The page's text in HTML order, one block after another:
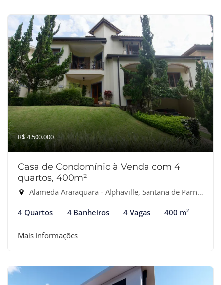
R$ 4.500.000
Casa de Condomínio à Venda com 4
quartos, 400m²
Alameda Araraquara - Alphaville, Santana de Parnaíba-SP
4 Quartos 4 Banheiros 4 Vagas 400 m²
Mais informações